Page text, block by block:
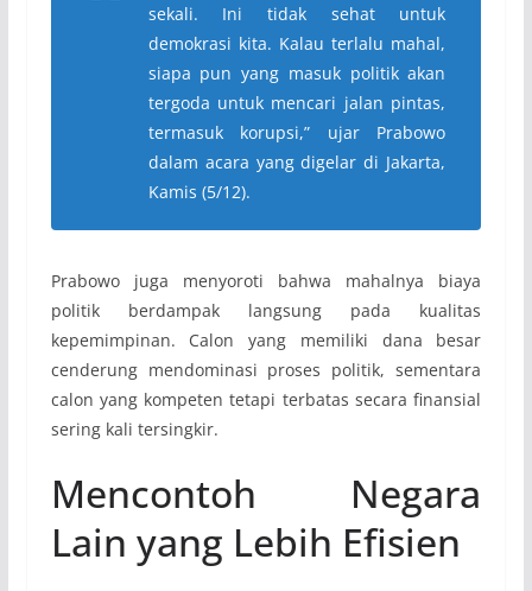
sekali. Ini tidak sehat untuk
demokrasi kita. Kalau terlalu mahal,
siapa pun yang masuk politik akan
tergoda untuk mencari jalan pintas,
termasuk korupsi,” ujar Prabowo
dalam acara yang digelar di Jakarta,
Kamis (5/12).
Prabowo juga menyoroti bahwa mahalnya biaya
politik berdampak langsung pada kualitas
kepemimpinan. Calon yang memiliki dana besar
cenderung mendominasi proses politik, sementara
calon yang kompeten tetapi terbatas secara finansial
sering kali tersingkir.
Mencontoh Negara
Lain yang Lebih Efisien